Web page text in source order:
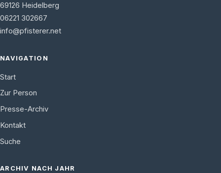
69126 Heidelberg
06221 302667
info@pfisterer.net
NAVIGATION
Start
Zur Person
Presse-Archiv
Kontakt
Suche
ARCHIV NACH JAHR